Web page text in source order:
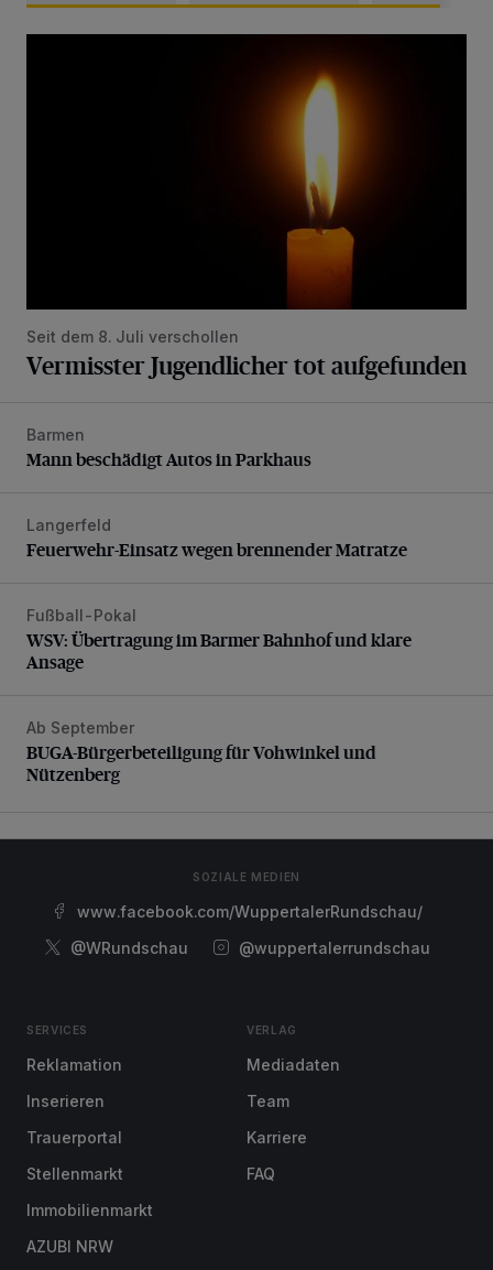
Seit dem 8. Juli verschollen
Vermisster Jugendlicher tot aufgefunden
Mann beschädigt Autos in Parkhaus
Barmen
Mann beschädigt Autos in Parkhaus
Feuerwehr-Einsatz wegen brennender Matratze
Langerfeld
Feuerwehr-Einsatz wegen brennender Matratze
WSV: Übertragung im Barmer Bahnhof und klare Ansage
Fußball-Pokal
WSV: Übertragung im Barmer Bahnhof und klare
Ansage
BUGA-Bürgerbeteiligung für Vohwinkel und Nützenberg
Ab September
BUGA-Bürgerbeteiligung für Vohwinkel und
Nützenberg
SOZIALE MEDIEN
www.facebook.com/WuppertalerRundschau/
@WRundschau
@wuppertalerrundschau
SERVICES
Reklamation
Inserieren
Trauerportal
Stellenmarkt
Immobilienmarkt
AZUBI NRW
VERLAG
Mediadaten
Team
Karriere
FAQ